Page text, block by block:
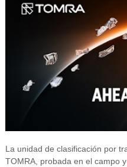
La unidad de clasificación por
TOMRA, probada en el campo